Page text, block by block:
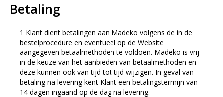
Betaling
Klant dient betalingen aan Madeko volgens de in de
bestelprocedure en eventueel op de Website
aangegeven betaalmethoden te voldoen. Madeko is vrij
in de keuze van het aanbieden van betaalmethoden en
deze kunnen ook van tijd tot tijd wijzigen. In geval van
betaling na levering kent Klant een betalingstermijn van
14 dagen ingaand op de dag na levering.